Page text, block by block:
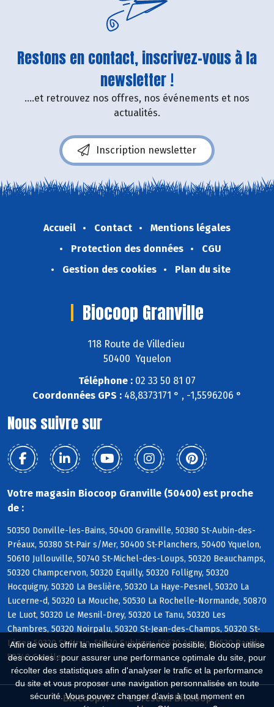
Afin de vous offrir la meilleure expérience possible, Biocoop utilise
des cookies : pour assurer une performance optimale du site, pour
récolter des statistiques afin d'analyser le trafic et la performance
du site et vous proposer une navigation personnalisée en toute
sécurité. Vous pouvez changer d'avis à tout moment en
Restons en contact, inscrivez-vous à la
newsletter !
....et retrouvez nos offres, nos événements et nos
actualités.
Inscription newsletter
Accueil Contact
Mentions légales
Protection des données
CGU
Gestion des cookies
Plan du site
Biocoop Granville
118 Route de Villedieu
50400 Yquelon
Téléphone : 02 33 50 81 07
Coordonnées GPS : 48,8373171 ° , -1,5596206 °
Nous suivre sur
Votre magasin Biocoop Granville (50400) est proche
de :
50350 Donville-les-Bains, 50400 Granville, 50380 St-Aubin-des-
Préaux, 50380 St-Pair s/Mer, 50400 St-Planchers, 50400 Yquelon,
50610 Jullouville, 50740 St-Michel-des-Loups, 50320 Beauchamps,
50320 Champcervon, 50320 Equilly, 50320 Folligny, 50320
Hocquigny, 50320 La Beslière, 50320 La Haye-Pesnel, 50320 La
Lucerne-d, 50320 La Mouche, 50530 La Rochelle-Normande, 50870
Le Luot, 50320 Le Mesnil-Drey, 50320 Le Tanu, 50320 Les
Chambres, 50320 Noirpalu, 50320 St-Jean-des-Champs, 50320 St-
Léger, 50320 St-Ursin, 50870 Subligny, 50530 Angey, 50530 Bacilly,
50740 Carolles
Biocoop.fr Le réseau Biocoop